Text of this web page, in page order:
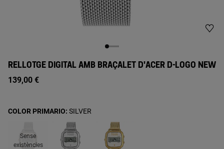
RELLOTGE DIGITAL AMB BRAÇALET D'ACER D-LOGO NEW
139,00 €
Sense
existències
COLOR PRIMARIO: SILVER